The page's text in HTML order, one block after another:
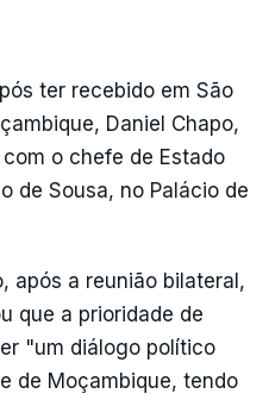
ter recebido em São
Daniel Chapo,
o chefe de Estado
de Sousa, no Palácio de
após a reunião bilateral,
que a prioridade de
"um diálogo político
de Moçambique, tendo